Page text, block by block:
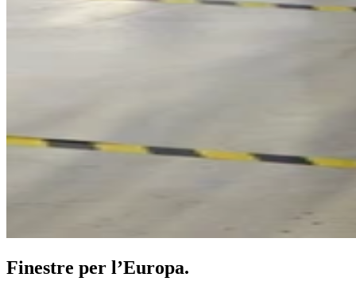
Finestre per l’Europa.